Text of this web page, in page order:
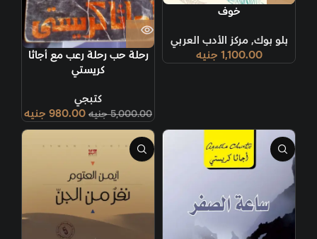
خوف
بلو بوك,مركز الأدب العربي
1,100.00 جنيه
رحلة حب رحلة رعب مع أجاثا
كريستي
كتبجي
5,000.00 جنيه 980.00 جنيه